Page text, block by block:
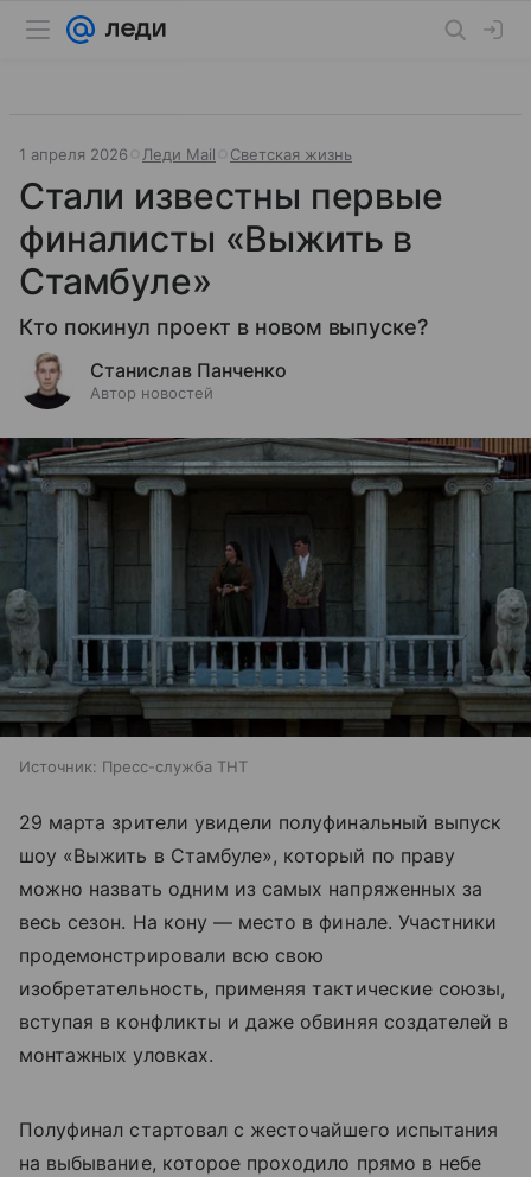
1 апреля 2026 Леди Mail Светская жизнь
Стали известны первые
финалисты «Выжить в
Стамбуле»
Кто покинул проект в новом выпуске?
Станислав Панченко
Автор новостей
Источник: Пресс-служба ТНТ
29 марта зрители увидели полуфинальный выпуск
шоу «Выжить в Стамбуле», который по праву
можно назвать одним из самых напряженных за
весь сезон. На кону — место в финале. Участники
продемонстрировали всю свою
изобретательность, применяя тактические союзы,
вступая в конфликты и даже обвиняя создателей в
монтажных уловках.
Полуфинал стартовал с жесточайшего испытания
на выбывание, которое проходило прямо в небе